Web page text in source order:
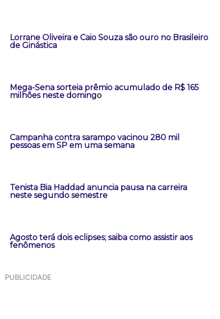
Lorrane Oliveira e Caio Souza são ouro no Brasileiro
de Ginástica
Mega-Sena sorteia prêmio acumulado de R$ 165
milhões neste domingo
Campanha contra sarampo vacinou 280 mil
pessoas em SP em uma semana
Tenista Bia Haddad anuncia pausa na carreira
neste segundo semestre
Agosto terá dois eclipses; saiba como assistir aos
fenômenos
PUBLICIDADE